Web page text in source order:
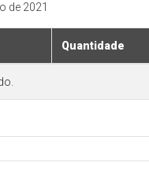
de 2021
Quantidade